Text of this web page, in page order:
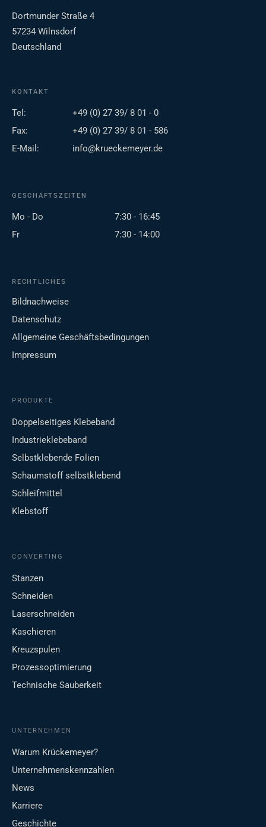
Dortmunder Straße 4
57234 Wilnsdorf
Deutschland
KONTAKT
Tel:
+49 (0) 27 39/ 8 01 - 0
Fax:
+49 (0) 27 39/ 8 01 - 586
E-Mail:
info@krueckemeyer.de
GESCHÄFTSZEITEN
Mo - Do
7:30 - 16:45
Fr
7:30 - 14:00
RECHTLICHES
Bildnachweise
Datenschutz
Allgemeine Geschäftsbedingungen
Impressum
PRODUKTE
Doppelseitiges Klebeband
Industrieklebeband
Selbstklebende Folien
Schaumstoff selbstklebend
Schleifmittel
Klebstoff
CONVERTING
Stanzen
Schneiden
Laserschneiden
Kaschieren
Kreuzspulen
Prozessoptimierung
Technische Sauberkeit
UNTERNEHMEN
Warum Krückemeyer?
Unternehmenskennzahlen
News
Karriere
Geschichte